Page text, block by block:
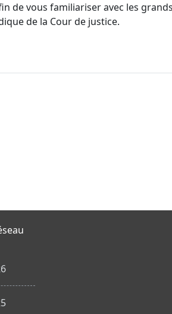
de vous familiariser avec les
de la Cour de justice.